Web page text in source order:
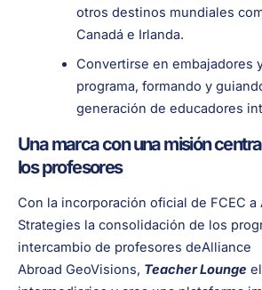
otros destinos mundiales
Canadá e Irlanda.
Convertirse en embajadores
programa, formando y
generación de educadores
Una marca con una misión
los profesores
Con la incorporación oficial de FCEC a
Strategies la consolidación de los
intercambio de profesores deAlliance
Abroad GeoVisions, Teacher Lounge